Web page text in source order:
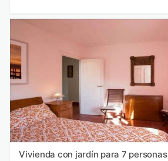
Vivienda con jardín para 7 personas